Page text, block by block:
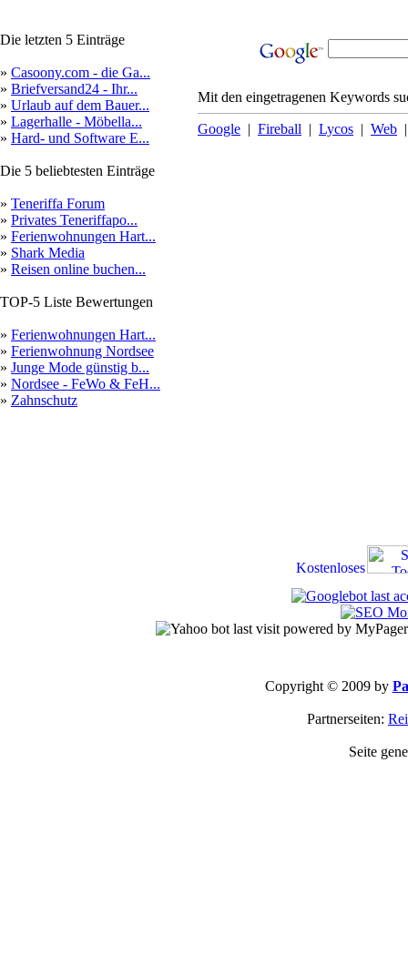
Die letzten 5 Einträge
» Casoony.com - die Ga...
» Briefversand24 - Ihr...
» Urlaub auf dem Bauer...
» Lagerhalle - Möbella...
» Hard- und Software E...
Die 5 beliebtesten Einträge
» Teneriffa Forum
» Privates Teneriffapo...
» Ferienwohnungen Hart...
» Shark Media
» Reisen online buchen...
TOP-5 Liste Bewertungen
» Ferienwohnungen Hart...
» Ferienwohnung Nordsee
» Junge Mode günstig b...
» Nordsee - FeWo & FeH...
» Zahnschutz
Mit den eingetragenen Keywords
Google | Fireball | Lycos | Web
Copyright © 2009 by
Partnerseiten:
Seite